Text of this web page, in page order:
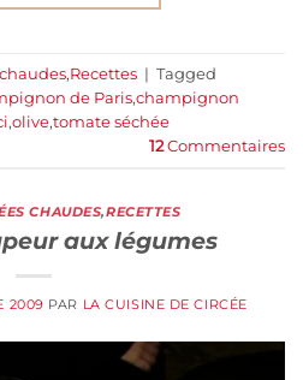
,Recettes | Tagged
de Paris,champignon
,olive,tomate séchée
12Commentaires
CHAUDES,RECETTES
aux légumes
2009 PAR LA CUISINE DE CIRCÉE